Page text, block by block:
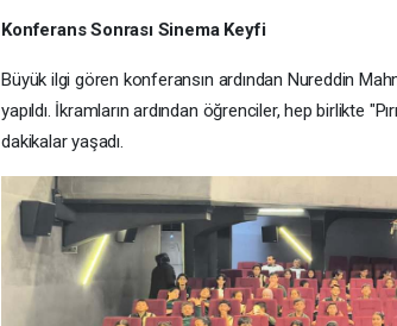
Konferans Sonrası Sinema Keyfi
Büyük ilgi gören konferansın ardından Nureddin
yapıldı. İkramların ardından öğrenciler, hep birlikte
dakikalar yaşadı.